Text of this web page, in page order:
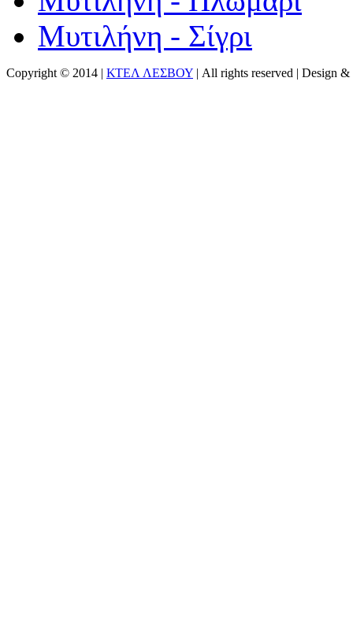
Μυτιλήνη - Σίγρι
Copyright © 2014 | ΚΤΕΛ ΛΕΣΒΟΥ | All rights reserved | Design &